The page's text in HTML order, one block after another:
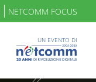
NETCOMM FOCUS
UN EVENTO DI